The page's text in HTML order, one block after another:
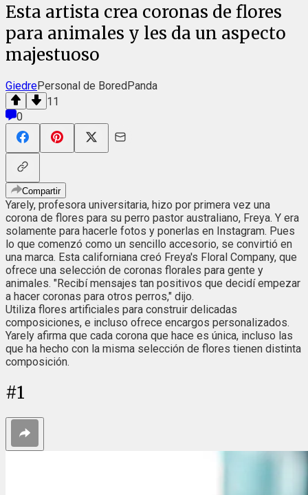
Esta artista crea coronas de flores
para animales y les da un aspecto
majestuoso
GiedrePersonal de BoredPanda
11
0
Compartir
Yarely, profesora universitaria, hizo por primera vez una
corona de flores para su perro pastor australiano, Freya. Y era
solamente para hacerle fotos y ponerlas en Instagram. Pues
lo que comenzó como un sencillo accesorio, se convirtió en
una marca. Esta californiana creó Freya's Floral Company, que
ofrece una selección de coronas florales para gente y
animales. "Recibí mensajes tan positivos que decidí empezar
a hacer coronas para otros perros," dijo.
Utiliza flores artificiales para construir delicadas
composiciones, e incluso ofrece encargos personalizados.
Yarely afirma que cada corona que hace es única, incluso las
que ha hecho con la misma selección de flores tienen distinta
composición.
#1